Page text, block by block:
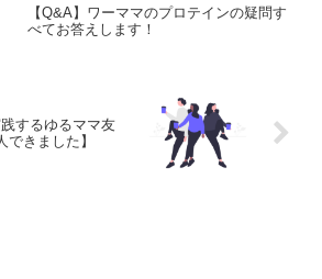
【Q&A】ワーママのプロテインの疑問す
べてお答えします！
するゆるママ友
きました】